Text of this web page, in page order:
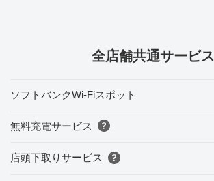
全店舗共通サービス
ソフトバンクWi-Fiスポット
無料充電サービス
店頭下取りサービス